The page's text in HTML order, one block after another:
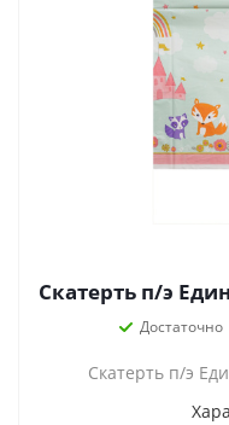
Скатерть п/э
Достаточно
Скатерть п/э